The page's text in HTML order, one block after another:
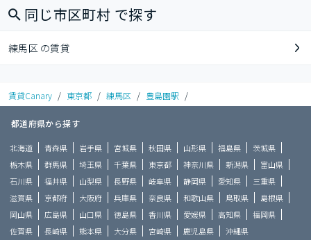
同じ市区町村 で探す
練馬区 の賃貸
賃貸Canary / 東京都 / 練馬区 / 豊島園駅 /
都道府県から探す
北海道 青森県 岩手県 宮城県 秋田県 山形県 福島県
茨城県
栃木県
群馬県 埼玉県 千葉県 東京都 神奈川県 新潟県
富山県
石川県
福井県 山梨県 長野県 岐阜県 静岡県 愛知県
三重県
滋賀県
京都府 大阪府 兵庫県 奈良県 和歌山県 鳥取県
島根県
岡山県
広島県 山口県 徳島県 香川県 愛媛県 高知県
福岡県
佐賀県
長崎県 熊本県 大分県 宮崎県 鹿児島県 沖縄県